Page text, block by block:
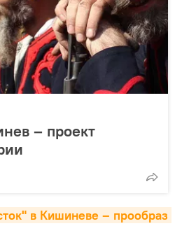
– проект
в Кишиневе – прообраз